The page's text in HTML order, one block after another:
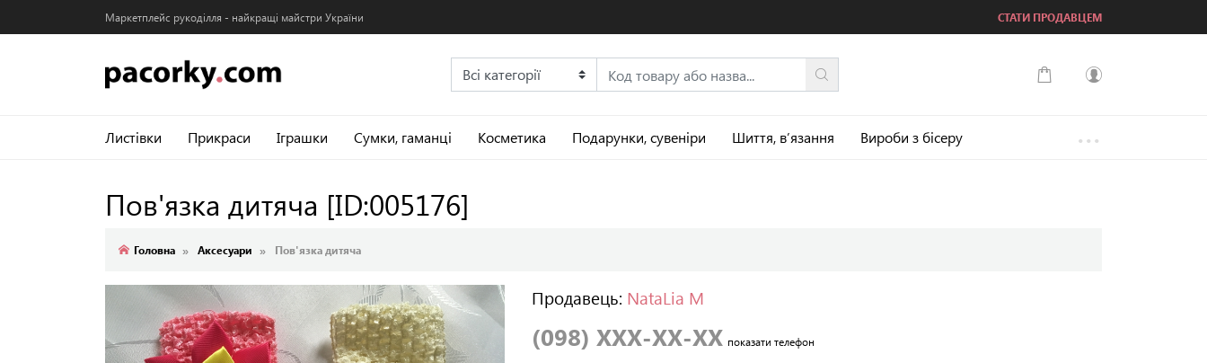
Маркетплейс рукоділля - найкращі майстри України СТАТИ ПРОДАВЦЕМ
...
Листівки Прикраси Іграшки Сумки, гаманці Косметика Подарунки, сувеніри Шиття, в’язання Вироби з бісеру
Пов'язка дитяча [ID:005176]
Головна Аксесуари Пов'язка дитяча
Продавець: NataLia M
(098) XXX-XX-XX показати телефон